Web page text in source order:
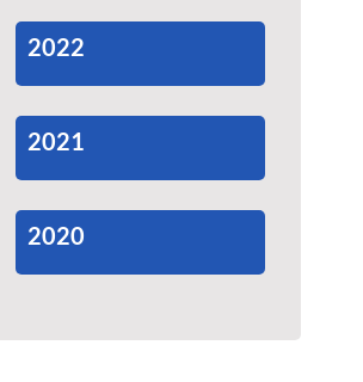
2022
2021
2020